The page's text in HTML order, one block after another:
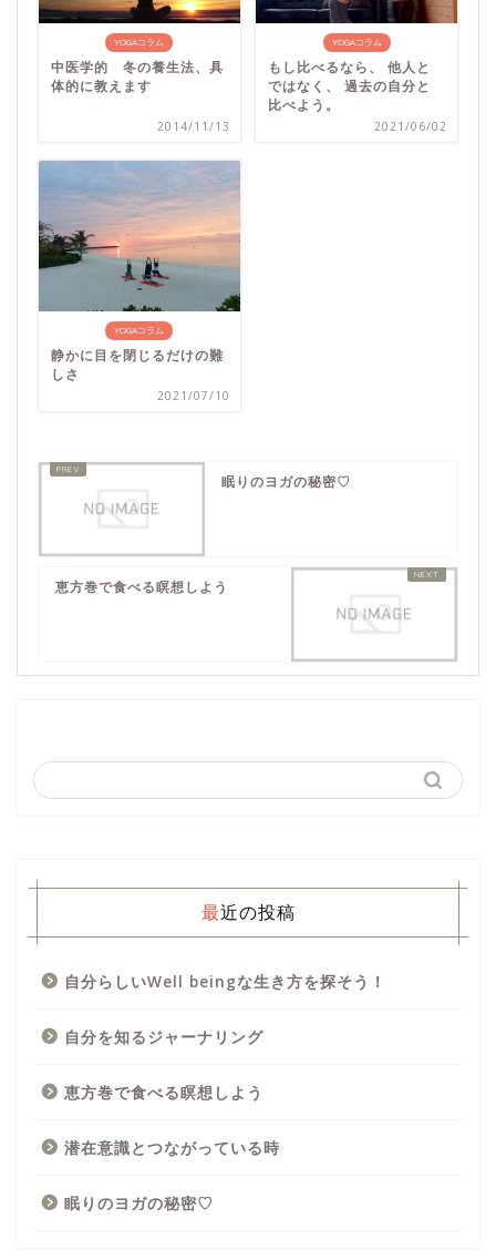
YOGAコラム
中医学的 冬の養生法、具
体的に教えます
2014/11/13
YOGAコラム
もし比べるなら、 他人と
ではなく、 過去の自分と
比べよう。
2021/06/02
YOGAコラム
静かに目を閉じるだけの難
しさ
2021/07/10
眠りのヨガの秘密♡
恵方巻で食べる瞑想しよう
最近の投稿
自分らしいWell beingな生き方を探そう！
自分を知るジャーナリング
恵方巻で食べる瞑想しよう
潜在意識とつながっている時
眠りのヨガの秘密♡